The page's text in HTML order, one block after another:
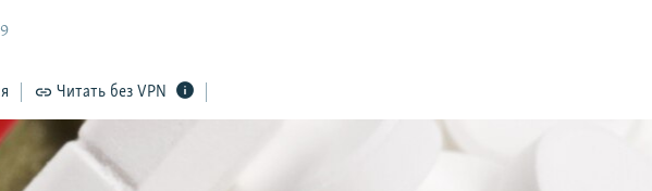
Читать без VPN